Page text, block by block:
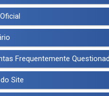
Frequentemente
Site